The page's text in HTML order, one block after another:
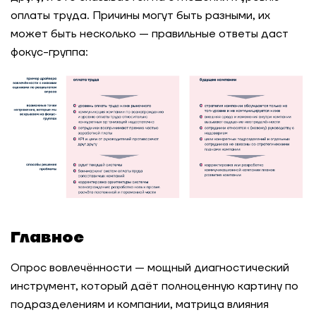
оплаты труда. Причины могут быть разными, их
может быть несколько — правильные ответы даст
фокус-группа:
Главное
Опрос вовлечённости — мощный диагностический
инструмент, который даёт полноценную картину по
подразделениям и компании, матрица влияния